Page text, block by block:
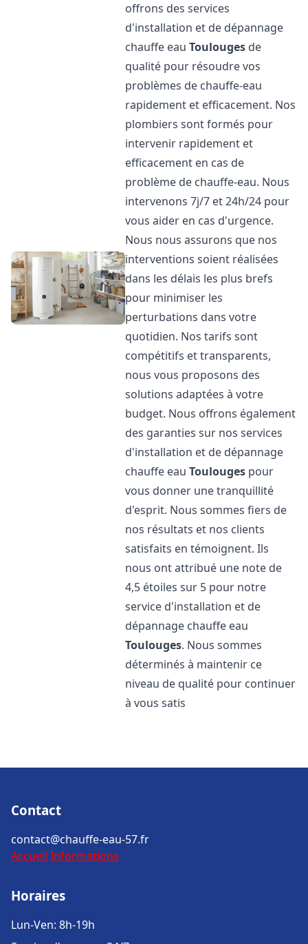
offrons des services
d'installation et de dépannage
chauffe eauToulouges de
qualité pour résoudre vos
problèmes de chauffe-eau
rapidement et efficacement. Nos
plombiers sont formés pour
intervenir rapidement et
efficacement en cas de
problème de chauffe-eau. Nous
intervenons 7j/7 et 24h/24 pour
vous aider en cas d'urgence.
Nous nous assurons que nos
interventions soient réalisées
dans les délais les plus brefs
pour minimiser les
perturbations dans votre
quotidien. Nos tarifs sont
compétitifs et transparents,
nous vous proposons des
solutions adaptées à votre
budget. Nous offrons également
des garanties sur nos services
d'installation et de dépannage
chauffe eauToulouges pour
vous donner une tranquillité
d'esprit. Nous sommes fiers de
nos résultats et nos clients
satisfaits en témoignent. Ils
nous ont attribué une note de
4,5 étoiles sur 5 pour notre
service d'installation et de
dépannage chauffe eau
Toulouges. Nous sommes
déterminés à maintenir ce
niveau de qualité pour continuer
à vous satis
Contact
contact@chauffe-eau-57.fr
Accueil Informations
Horaires
Lun-Ven: 8h-19h